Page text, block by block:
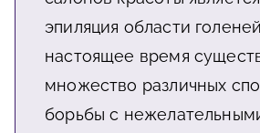
эпиляция области
настоящее время
множество различных
борьбы с